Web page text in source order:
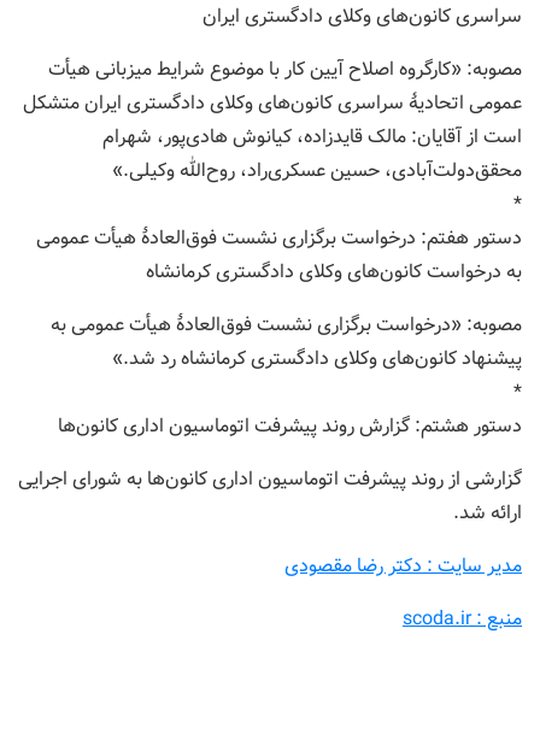
سراسری کانون‌های وکلای دادگستری ایران
مصوبه: «کارگروه اصلاح آیین کار با موضوع شرایط میزبانی هیأت
عمومی اتحادیۀ سراسری کانون‌های وکلای دادگستری ایران متشکل
است از آقایان: مالک قایدزاده، کیانوش هادی‌پور، شهرام
محقق‌دولت‌آبادی، حسین عسکری‌راد، روح‌الله وکیلی.»
*
دستور هفتم: درخواست برگزاری نشست فوق‌العادۀ هیأت عمومی
به درخواست کانون‌های وکلای دادگستری کرمانشاه
مصوبه: «درخواست برگزاری نشست فوق‌العادۀ هیأت عمومی به
پیشنهاد کانون‌های وکلای دادگستری کرمانشاه رد شد.»
*
دستور هشتم: گزارش روند پیشرفت اتوماسیون اداری کانون‌ها
گزارشی از روند پیشرفت اتوماسیون اداری کانون‌ها به شورای اجرایی
ارائه شد.
مدیر سایت : دکتر رضا مقصودی
منبع : scoda.ir